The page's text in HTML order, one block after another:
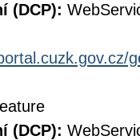
(DCP):
(DCP):